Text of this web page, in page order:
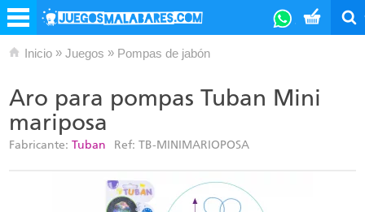
Inicio » Juegos » Pompas de jabón
Aro para pompas Tuban Mini
mariposa
Fabricante: Tuban Ref: TB-MINIMARIOPOSA